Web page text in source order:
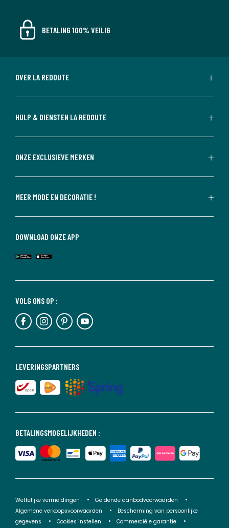
BETALING 100% VEILIG
OVER LA REDOUTE
HULP & DIENSTEN LA REDOUTE
ONZE EXCLUSIEVE MERKEN
MEER MODE EN DECORATIE !
BETALINGSMOGELIJKHEDEN :
LEVERINGSPARTNERS
VOLG ONS OP :
DOWNLOAD ONZE APP
Wettelijke vermeldingen
Geldende aanbodvoorwaarden
Algemene verkoopsvoorwaarden
Bescherming van persoonlijke
gegevens
Cookies instellen Commerciële garantie